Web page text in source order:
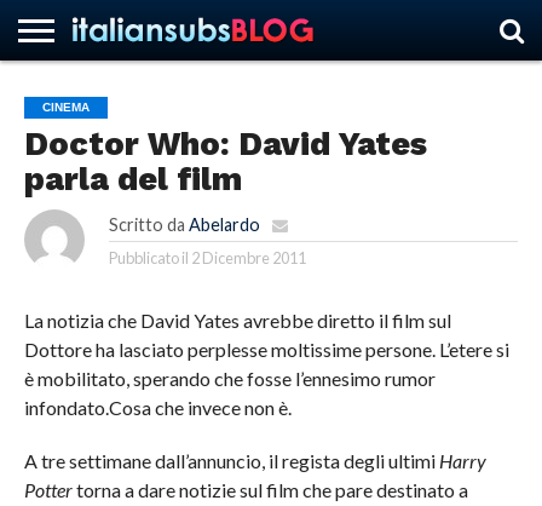
HOME
NEWS
ASCOLTI
RECENSIONI
INTERVISTE
CURIOSITÀ
CHI
SIAMO
CONTATTACI
FORUM
ITALIANSUBS
CINEMA
Doctor Who: David Yates
parla del film
Scritto da Abelardo
Pubblicato il 2 Dicembre 2011
La notizia che David Yates avrebbe diretto il film sul
Dottore ha lasciato perplesse moltissime persone. L’etere si
è mobilitato, sperando che fosse l’ennesimo rumor
infondato.Cosa che invece non è.
A tre settimane dall’annuncio, il regista degli ultimi Harry
Pottertorna a dare notizie sul film che pare destinato a